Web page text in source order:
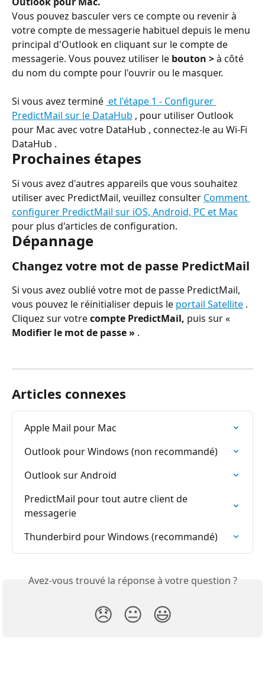
Vous pouvez basculer vers ce compte ou revenir à
votre compte de messagerie habituel depuis le menu
principal d'Outlook en cliquant sur le compte de
messagerie. Vous pouvez utiliser le bouton > à côté
du nom du compte pour l'ouvrir ou le masquer.
Si vous avez terminé et l'étape 1 - Configurer
PredictMail sur le DataHub , pour utiliser Outlook
pour Mac avec votre DataHub , connectez-le au Wi-Fi
DataHub .
Prochaines étapes
Si vous avez d'autres appareils que vous souhaitez
utiliser avec PredictMail, veuillez consulter Comment
configurer PredictMail sur iOS, Android, PC et Mac
pour plus d'articles de configuration.
Dépannage
Changez votre mot de passe PredictMail
Si vous avez oublié votre mot de passe PredictMail,
vous pouvez le réinitialiser depuis le portail Satellite .
Cliquez sur votre compte PredictMail, puis sur «
Modifier le mot de passe » .
Articles connexes
Apple Mail pour Mac
Outlook pour Windows (non recommandé)
Outlook sur Android
PredictMail pour tout autre client de
messagerie
Thunderbird pour Windows (recommandé)
Avez-vous trouvé la réponse à votre question ?
😞 😐 😃